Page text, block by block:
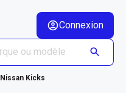
Connexion
Nissan Kicks